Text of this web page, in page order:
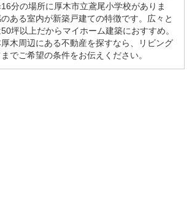
分の場所に厚木市立鳶尾小学校がありま
ある室内が新築戸建ての特徴です。広々と
坪以上だからマイホーム建築におすすめ。
木周辺にある不動産を探すなら、リビング
でご希望の条件をお伝えください。